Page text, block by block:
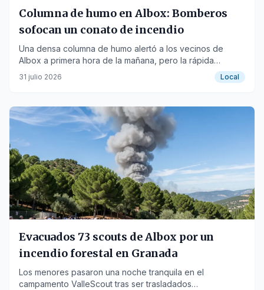
Columna de humo en Albox: Bomberos
sofocan un conato de incendio
Una densa columna de humo alertó a los vecinos de
Albox a primera hora de la mañana, pero la rápida
intervención de los bomberos evitó que el suceso fuera
a más.
31 julio 2026 Local
Evacuados 73 scouts de Albox por un
incendio forestal en Granada
Los menores pasaron una noche tranquila en el
campamento ValleScout tras ser trasladados